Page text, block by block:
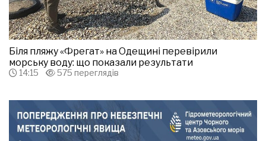
Біля пляжу «Фрегат» на Одещині перевірили
морську воду: що показали результати
14:15 575 переглядів